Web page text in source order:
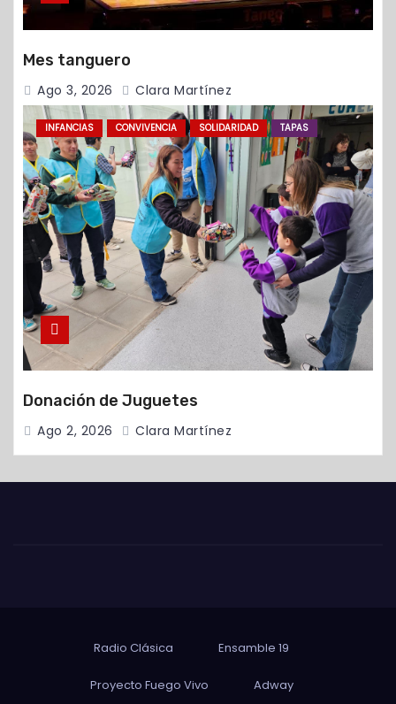
Mes tanguero
Ago 3, 2026 Clara Martínez
INFANCIAS CONVIVENCIA SOLIDARIDAD TAPAS
Donación de Juguetes
Ago 2, 2026 Clara Martínez
Radio Clásica Ensamble 19
Proyecto Fuego Vivo Adway